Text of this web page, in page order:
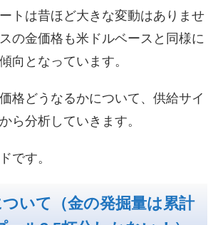
トは昔ほど大きな変動はありませ
の金価格も米ドルベースと同様に
向となっています。
格どうなるかについて、供給サイ
ら分析していきます。
です。
いて（金の発掘量は累計